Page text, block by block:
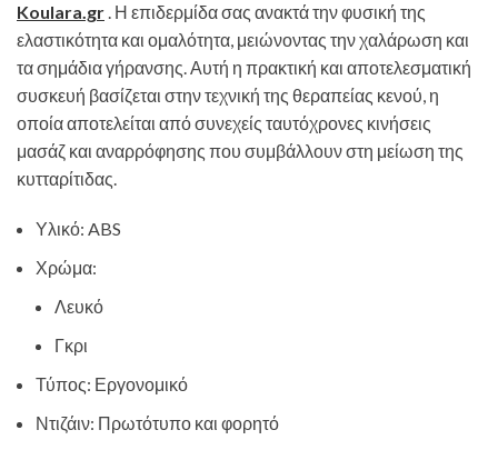
Koulara.gr . Η επιδερμίδα σας ανακτά την φυσική της
ελαστικότητα και ομαλότητα, μειώνοντας την χαλάρωση και
τα σημάδια γήρανσης. Αυτή η πρακτική και αποτελεσματική
συσκευή βασίζεται στην τεχνική της θεραπείας κενού, η
οποία αποτελείται από συνεχείς ταυτόχρονες κινήσεις
μασάζ και αναρρόφησης που συμβάλλουν στη μείωση της
κυτταρίτιδας.
Υλικό: ABS
Χρώμα:
Λευκό
Γκρι
Τύπος: Εργονομικό
Ντιζάιν: Πρωτότυπο και φορητό